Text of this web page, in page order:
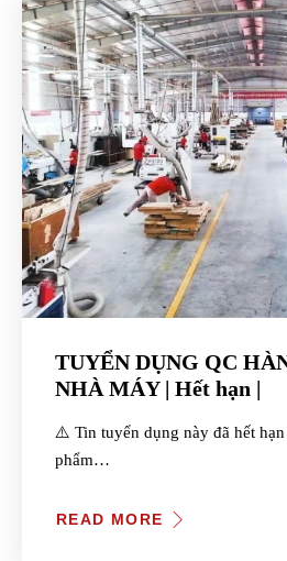
TUYỂN DỤNG QC
NHÀ MÁY | Hết hạn |
⚠️ Tin tuyển dụng này đã hết
phẩm…
READ MORE